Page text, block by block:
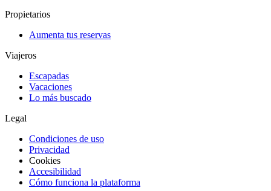
Propietarios
Aumenta tus reservas
Viajeros
Escapadas
Vacaciones
Lo más buscado
Legal
Condiciones de uso
Privacidad
Cookies
Accesibilidad
Cómo funciona la plataforma